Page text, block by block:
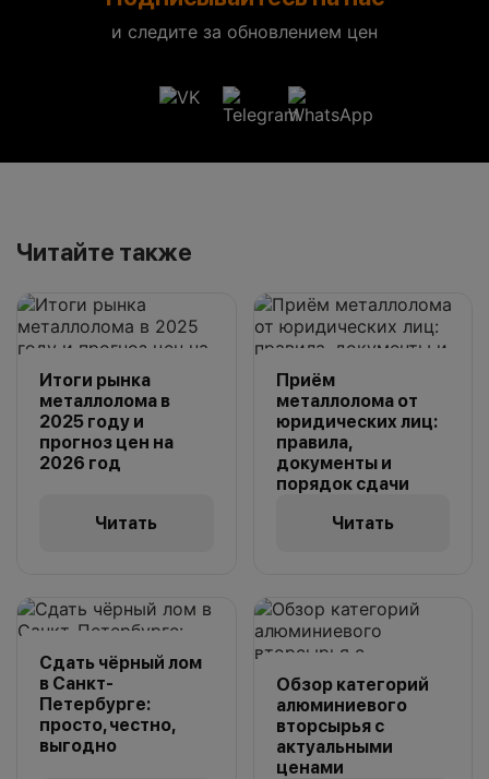
и следите за обновлением цен
Читайте также
Итоги рынка
металлолома в
2025 году и
прогноз цен на
2026 год
Читать
Приём
металлолома от
юридических лиц:
правила,
документы и
порядок сдачи
Читать
Сдать чёрный лом
в Санкт-
Петербурге:
просто, честно,
выгодно
Обзор категорий
алюминиевого
вторсырья с
актуальными
ценами